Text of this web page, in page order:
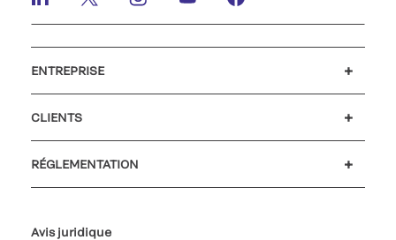
ENTREPRISE
CLIENTS
RÉGLEMENTATION
Avis juridique